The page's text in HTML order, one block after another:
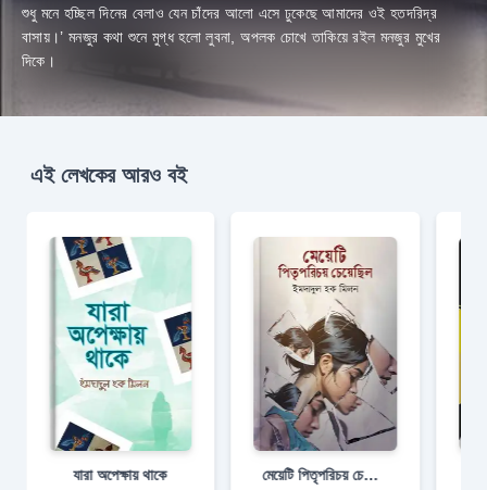
শুধু মনে হচ্ছিল দিনের বেলাও যেন চাঁদের আলো এসে ঢুকেছে আমাদের ওই হতদরিদ্র
বাসায়।’ মনজুর কথা শুনে মুগ্ধ হলো লুবনা, অপলক চোখে তাকিয়ে রইল মনজুর মুখের
দিকে।
এই লেখকের আরও বই
যারা অপেক্ষায় থাকে মেয়েটি পিতৃপরিচয় চেয়েছিল